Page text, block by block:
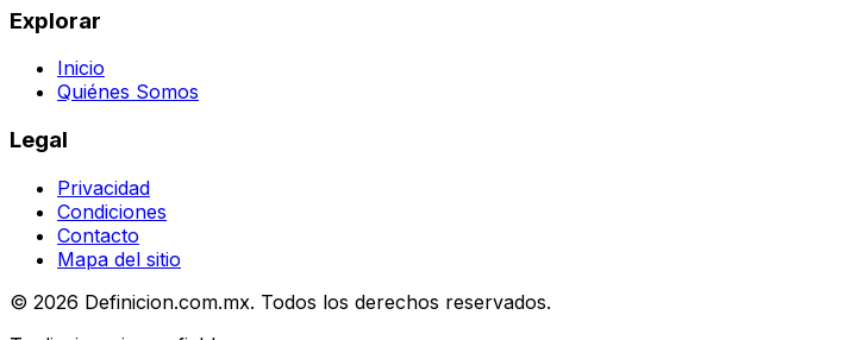
Explorar
Inicio
Quiénes Somos
Legal
Privacidad
Condiciones
Contacto
Mapa del sitio
© 2026 Definicion.com.mx. Todos los derechos reservados.